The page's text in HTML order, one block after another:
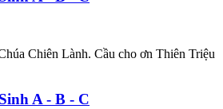
Chiên Lành. Cầu cho ơn Thiên Triệu
A - B - C